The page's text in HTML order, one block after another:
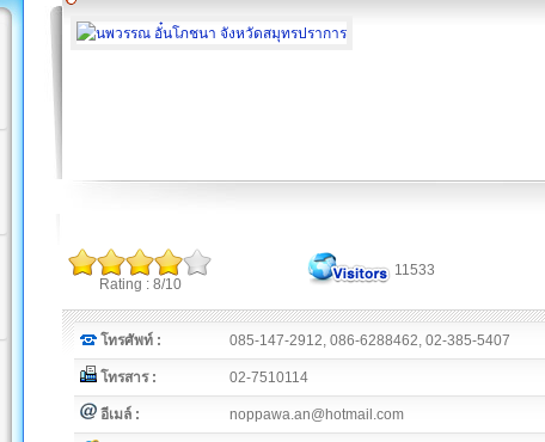
Rating : 8/10
11533
โทรศัพท์ : 085-147-2912, 086-6288462, 02-385-5407
โทรสาร : 02-7510114
อีเมล์ : noppawa.an@hotmail.com